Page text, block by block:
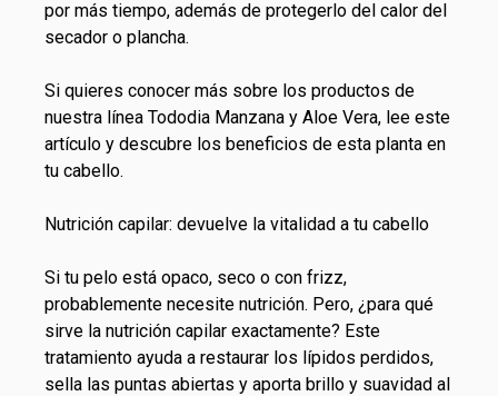
por más tiempo, además de protegerlo del calor del
secador o plancha.
Si quieres conocer más sobre los productos de
nuestra línea Tododia Manzana y Aloe Vera, lee este
artículo y descubre los beneficios de esta planta en
tu cabello.
Nutrición capilar: devuelve la vitalidad a tu cabello
Si tu pelo está opaco, seco o con frizz,
probablemente necesite nutrición. Pero, ¿para qué
sirve la nutrición capilar exactamente? Este
tratamiento ayuda a restaurar los lípidos perdidos,
sella las puntas abiertas y aporta brillo y suavidad al